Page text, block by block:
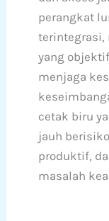
perangkat
terintegrasi,
yang
menjaga
cetak biru
jauh
produktif,
masalah